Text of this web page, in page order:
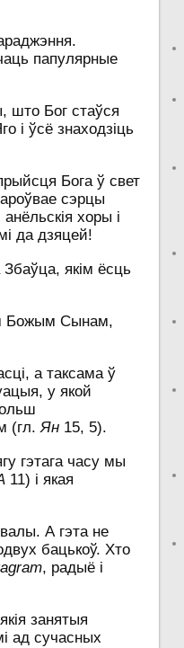
папулярные
што Бог стаўся
і ўсё знаходзіць
Бога ў свет
сэрцы
хоры і
да дзяцей!
якім ёсць
Божым Сынам,
а таксама ў
у якой
(гл. Ян15, 5).
гэтага часу мы
11) і якая
А гэта не
бацькоў. Хто
, радыё і
занятыя
ад сучасных